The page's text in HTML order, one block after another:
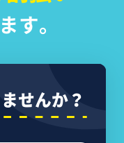
す。
せんか？